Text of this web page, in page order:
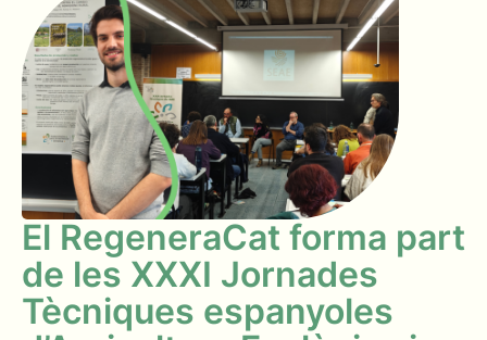
El RegeneraCat forma part
de les XXXI Jornades
Tècniques espanyoles